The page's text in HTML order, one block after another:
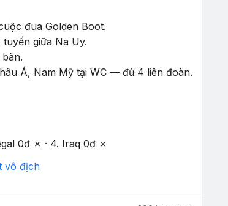
đua Golden Boot.
giữa Na Uy.
Á, Nam Mỹ tại WC — đủ 4 liên đoàn.
0đ ✗ · 4. Iraq 0đ ✗
vô địch